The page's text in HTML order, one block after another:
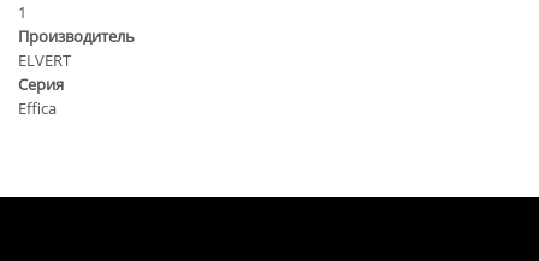
1
Производитель
ELVERT
Серия
Effica